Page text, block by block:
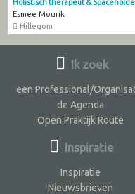
Holistisch therapeut &
Esmee Mourik
Hillegom
Ik zoek
een Professional/
de Agenda
Open Praktijk Route
Inspiratie
Inspiratie
Nieuwsbrieven